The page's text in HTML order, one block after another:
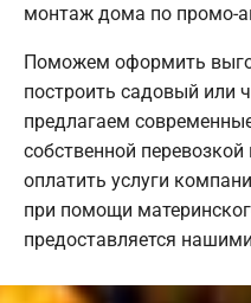
монтаж дома по промо-
Поможем оформить
построить садовый или
предлагаем
собственной
оплатить услуги
при помощи
предоставляется